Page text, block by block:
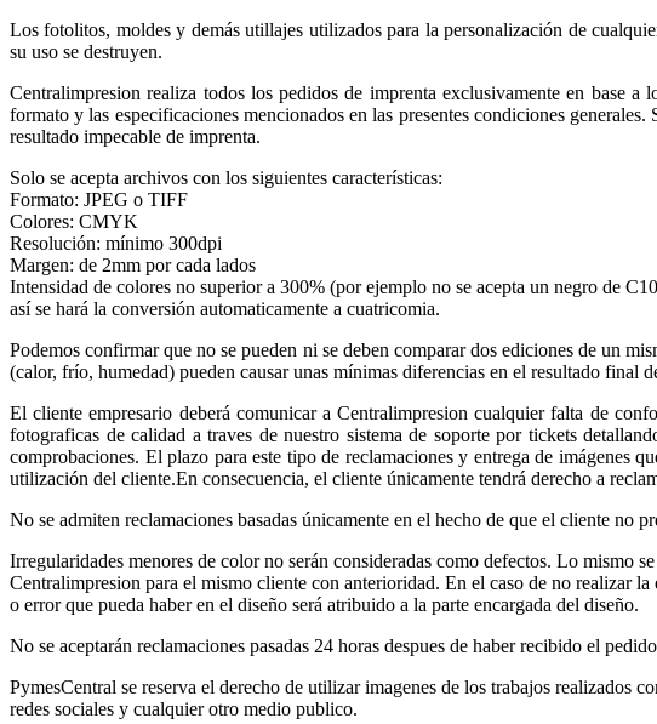
Los fotolitos, moldes y demás utillajes utilizados para la personalización de
su uso se destruyen.
Centralimpresion realiza todos los pedidos de imprenta exclusivamente en base
formato y las especificaciones mencionados en las presentes condiciones
resultado impecable de imprenta.
Solo se acepta archivos con los siguientes características:
Formato: JPEG o TIFF
Colores: CMYK
Resolución: mínimo 300dpi
Margen: de 2mm por cada lados
Intensidad de colores no superior a 300% (por ejemplo no se acepta un negro de
así se hará la conversión automaticamente a cuatricomia.
Podemos confirmar que no se pueden ni se deben comparar dos ediciones de un
(calor, frío, humedad) pueden causar unas mínimas diferencias en el resultado final
El cliente empresario deberá comunicar a Centralimpresion cualquier falta de
fotograficas de calidad a traves de nuestro sistema de soporte por tickets
comprobaciones. El plazo para este tipo de reclamaciones y entrega de imágenes
utilización del cliente.En consecuencia, el cliente únicamente tendrá derecho a
No se admiten reclamaciones basadas únicamente en el hecho de que el cliente no
Irregularidades menores de color no serán consideradas como defectos. Lo mismo
Centralimpresion para el mismo cliente con anterioridad. En el caso de no realizar
o error que pueda haber en el diseño será atribuido a la parte encargada del diseño.
No se aceptarán reclamaciones pasadas 24 horas despues de haber recibido el
PymesCentral se reserva el derecho de utilizar imagenes de los trabajos realizados
redes sociales y cualquier otro medio publico.